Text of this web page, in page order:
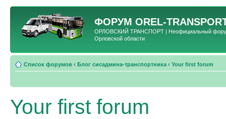
ФОРУМ OREL-
ОРЛОВСКИЙ ТРАНСПОРТ | Неофициальный форум
Орловской области
Список форумов ‹ Блог сисадмина-транспортника ‹ Your first forum
Your first forum